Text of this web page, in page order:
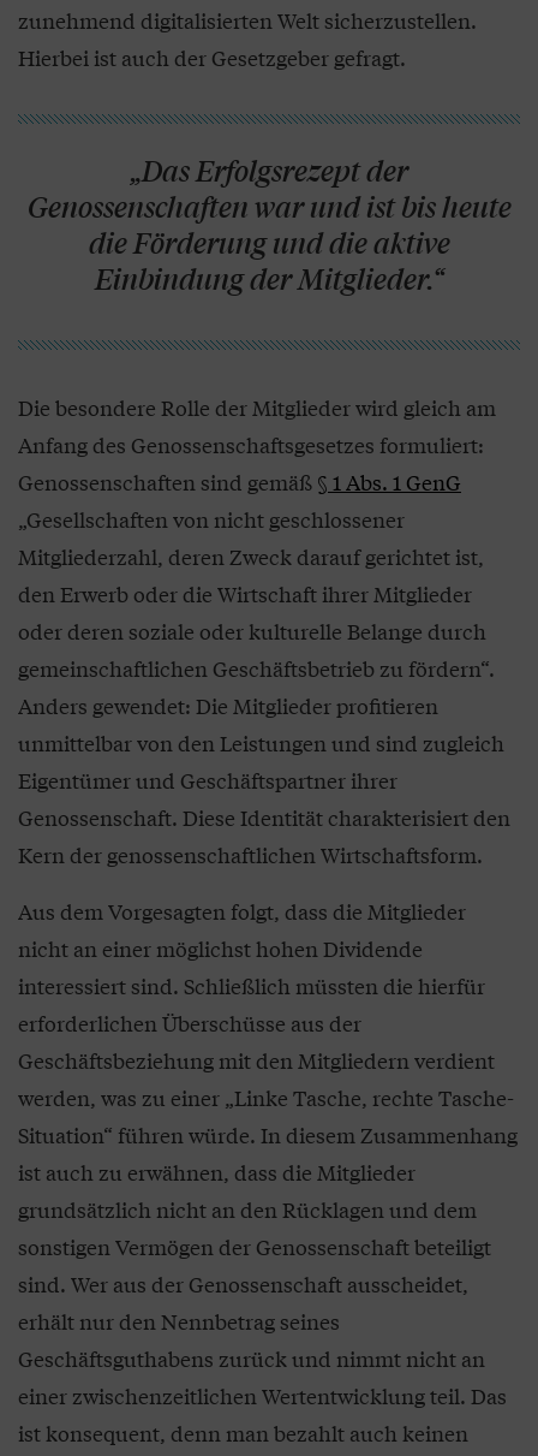
zunehmend digitalisierten Welt sicherzustellen.
Hierbei ist auch der Gesetzgeber gefragt.
„Das Erfolgsrezept der
Genossenschaften war und ist bis heute
die Förderung und die aktive
Einbindung der Mitglieder.“
Die besondere Rolle der Mitglieder wird gleich am
Anfang des Genossenschaftsgesetzes formuliert:
Genossenschaften sind gemäß § 1 Abs. 1 GenG
„Gesellschaften von nicht geschlossener
Mitgliederzahl, deren Zweck darauf gerichtet ist,
den Erwerb oder die Wirtschaft ihrer Mitglieder
oder deren soziale oder kulturelle Belange durch
gemeinschaftlichen Geschäftsbetrieb zu fördern“.
Anders gewendet: Die Mitglieder profitieren
unmittelbar von den Leistungen und sind zugleich
Eigentümer und Geschäftspartner ihrer
Genossenschaft. Diese Identität charakterisiert den
Kern der genossenschaftlichen Wirtschaftsform.
Aus dem Vorgesagten folgt, dass die Mitglieder
nicht an einer möglichst hohen Dividende
interessiert sind. Schließlich müssten die hierfür
erforderlichen Überschüsse aus der
Geschäftsbeziehung mit den Mitgliedern verdient
werden, was zu einer „Linke Tasche, rechte Tasche-
Situation“ führen würde. In diesem Zusammenhang
ist auch zu erwähnen, dass die Mitglieder
grundsätzlich nicht an den Rücklagen und dem
sonstigen Vermögen der Genossenschaft beteiligt
sind. Wer aus der Genossenschaft ausscheidet,
erhält nur den Nennbetrag seines
Geschäftsguthabens zurück und nimmt nicht an
einer zwischenzeitlichen Wertentwicklung teil. Das
ist konsequent, denn man bezahlt auch keinen